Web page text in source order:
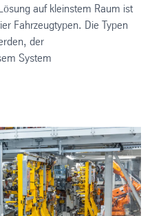
auf kleinstem Raum ist
Fahrzeugtypen. Die Typen
der
System